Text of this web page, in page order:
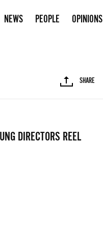
NEWS PEOPLE OPINIONS
SHARE
MAIL LINK
DIRECTORS REEL